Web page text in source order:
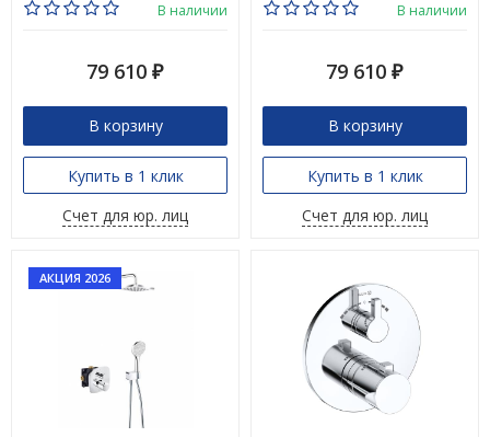
В наличии
79 610 ₽
В корзину
Купить в 1 клик
Счет для юр. лиц
В наличии
79 610 ₽
В корзину
Купить в 1 клик
Счет для юр. лиц
АКЦИЯ 2026